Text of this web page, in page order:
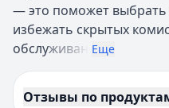
— это поможет выбрать
избежать скрытых
обслуживан Еще
Отзывы по